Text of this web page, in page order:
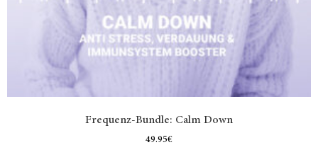
Frequenz-Bundle: Calm Down
49.95€